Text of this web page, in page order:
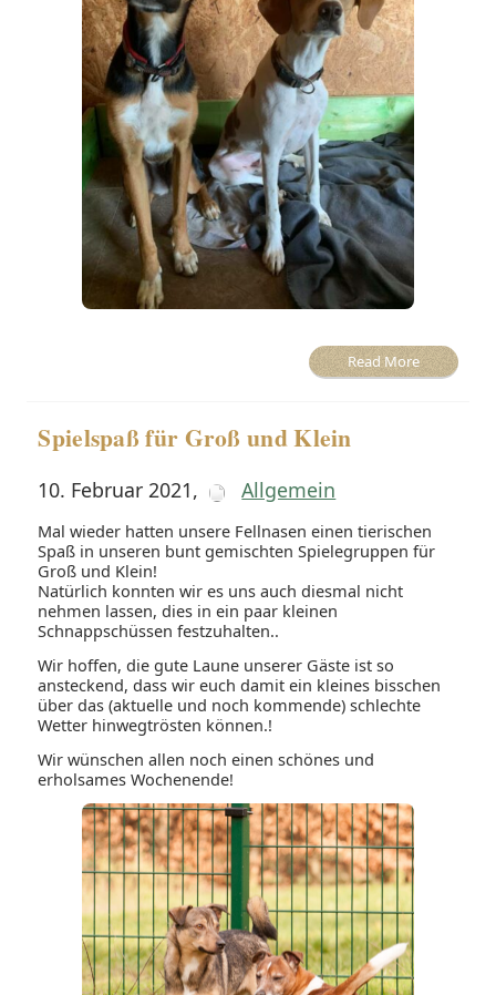
Read More
Spielspaß für Groß und Klein
10. Februar 2021, Allgemein
Mal wieder hatten unsere Fellnasen einen tierischen
Spaß in unseren bunt gemischten Spielegruppen für
Groß und Klein!
Natürlich konnten wir es uns auch diesmal nicht
nehmen lassen, dies in ein paar kleinen
Schnappschüssen festzuhalten..
Wir hoffen, die gute Laune unserer Gäste ist so
ansteckend, dass wir euch damit ein kleines bisschen
über das (aktuelle und noch kommende) schlechte
Wetter hinwegtrösten können.!
Wir wünschen allen noch einen schönes und
erholsames Wochenende!